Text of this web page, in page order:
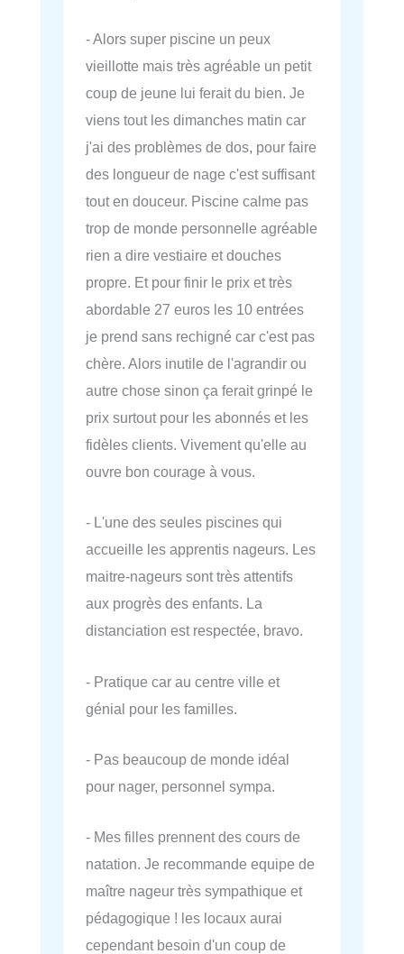
- Alors super piscine un peux
vieillotte mais très agréable un petit
coup de jeune lui ferait du bien. Je
viens tout les dimanches matin car
j'ai des problèmes de dos, pour faire
des longueur de nage c'est suffisant
tout en douceur. Piscine calme pas
trop de monde personnelle agréable
rien a dire vestiaire et douches
propre. Et pour finir le prix et très
abordable 27 euros les 10 entrées
je prend sans rechigné car c'est pas
chère. Alors inutile de l'agrandir ou
autre chose sinon ça ferait grinpé le
prix surtout pour les abonnés et les
fidèles clients. Vivement qu'elle au
ouvre bon courage à vous.
- L'une des seules piscines qui
accueille les apprentis nageurs. Les
maitre-nageurs sont très attentifs
aux progrès des enfants. La
distanciation est respectée, bravo.
- Pratique car au centre ville et
génial pour les familles.
- Pas beaucoup de monde idéal
pour nager, personnel sympa.
- Mes filles prennent des cours de
natation. Je recommande equipe de
maître nageur très sympathique et
pédagogique ! les locaux aurai
cependant besoin d'un coup de